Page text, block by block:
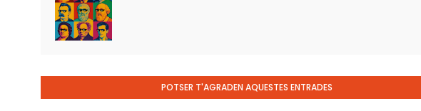
POTSER T'AGRADEN AQUESTES ENTRADES